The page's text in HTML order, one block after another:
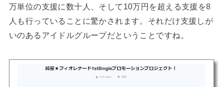
万単位の支援に数十人、そして10万円を超える支援を8
人も行っていることに驚かされます。それだけ支援しが
いのあるアイドルグループだということですね。